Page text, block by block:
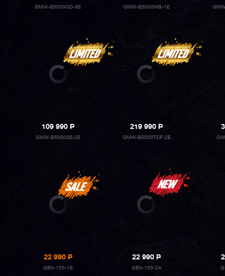
GMW-B5000GD-9E GMW-B5000MB-1E
109 990P
GMW-B5000SS-2E
219 990P
GMW-B5000TCF-2E
22 990P
GBX-100-1E
22 990P
GBX-100-2A